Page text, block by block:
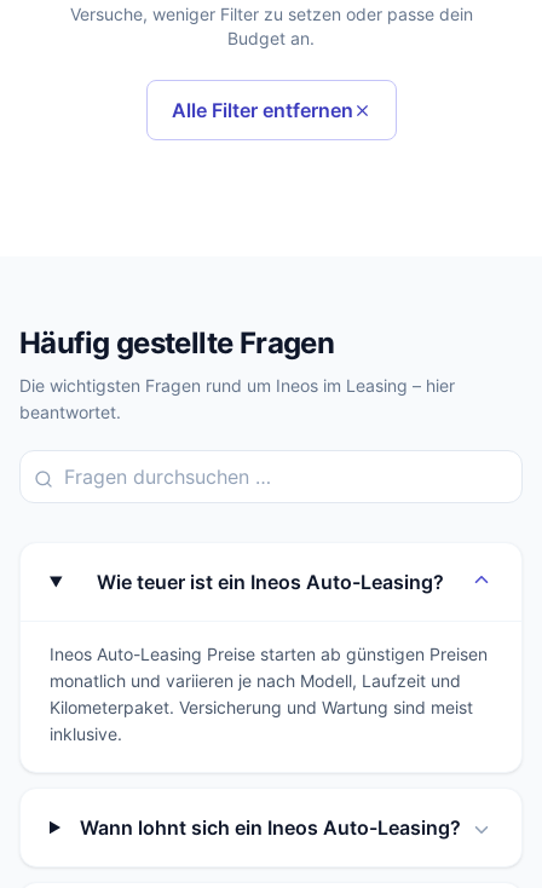
Versuche, weniger Filter zu setzen oder passe dein
Budget an.
Alle Filter entfernen
Häufig gestellte Fragen
Die wichtigsten Fragen rund um Ineos im Leasing – hier
beantwortet.
Wie teuer ist ein Ineos Auto-Leasing?
Ineos Auto-Leasing Preise starten ab günstigen Preisen
monatlich und variieren je nach Modell, Laufzeit und
Kilometerpaket. Versicherung und Wartung sind meist
inklusive.
Wann lohnt sich ein Ineos Auto-Leasing?